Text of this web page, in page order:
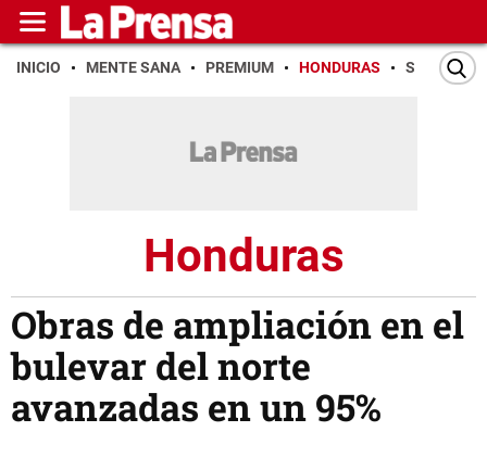
INICIO MENTE SANA PREMIUM HONDURAS SAN PEDRO
Honduras
Obras de ampliación en el
bulevar del norte
avanzadas en un 95%